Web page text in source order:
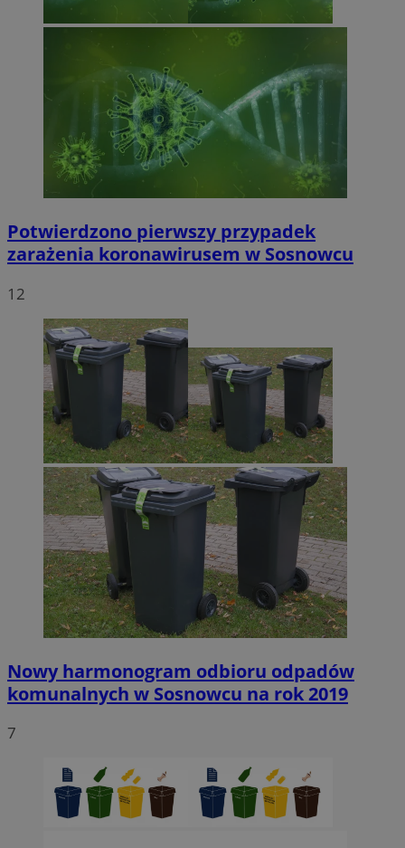
Potwierdzono pierwszy przypadek
zarażenia koronawirusem w Sosnowcu
12
Nowy harmonogram odbioru odpadów
komunalnych w Sosnowcu na rok 2019
7